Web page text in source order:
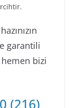
garantili
bizi
0 (216)